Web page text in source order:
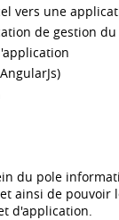
vers une
de gestion du
du pole
ainsi de pouvoir
d'application.